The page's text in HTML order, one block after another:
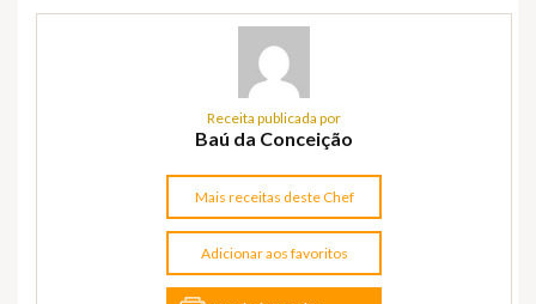
Receita publicada por
Baú da Conceição
Mais receitas deste Chef
Adicionar aos favoritos